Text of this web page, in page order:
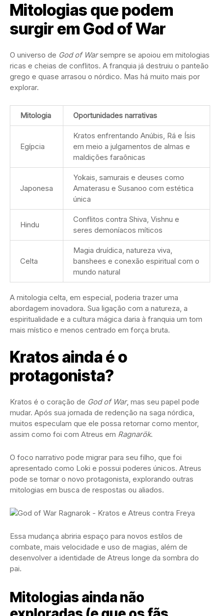
Mitologias que podem
surgir em God of War
O universo de God of Warsempre se apoiou em mitologias
ricas e cheias de conflitos. A franquia já destruiu o panteão
grego e quase arrasou o nórdico. Mas há muito mais por
explorar.
Mitologia Oportunidades narrativas
Egípcia
Kratos enfrentando Anúbis, Rá e Ísis
em meio a julgamentos de almas e
maldições faraônicas
Japonesa
Yokais, samurais e deuses como
Amaterasu e Susanoo com estética
única
Hindu
Conflitos contra Shiva, Vishnu e
seres demoníacos míticos
Celta
Magia druídica, natureza viva,
banshees e conexão espiritual com o
mundo natural
A mitologia celta, em especial, poderia trazer uma
abordagem inovadora. Sua ligação com a natureza, a
espiritualidade e a cultura mágica daria à franquia um tom
mais místico e menos centrado em força bruta.
Kratos ainda é o
protagonista?
Kratos é o coração de God of War, mas seu papel pode
mudar. Após sua jornada de redenção na saga nórdica,
muitos especulam que ele possa retornar como mentor,
assim como foi com Atreus em Ragnarök.
O foco narrativo pode migrar para seu filho, que foi
apresentado como Loki e possui poderes únicos. Atreus
pode se tornar o novo protagonista, explorando outras
mitologias em busca de respostas ou aliados.
Essa mudança abriria espaço para novos estilos de
combate, mais velocidade e uso de magias, além de
desenvolver a identidade de Atreus longe da sombra do
pai.
Mitologias ainda não